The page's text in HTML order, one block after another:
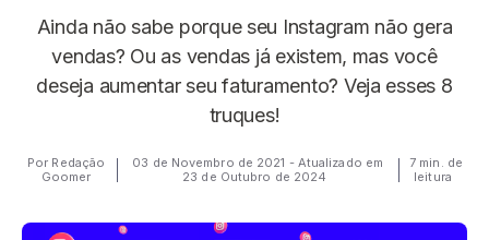
Ainda não sabe porque seu Instagram não gera
vendas? Ou as vendas já existem, mas você
deseja aumentar seu faturamento? Veja esses 8
truques!
Por Redação
Goomer
03 de Novembro de 2021 - Atualizado em
23 de Outubro de 2024
7 min. de
leitura